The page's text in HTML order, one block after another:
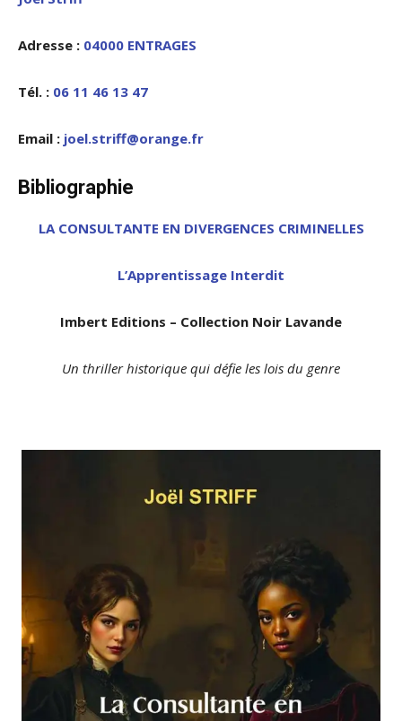
Adresse : 04000 ENTRAGES
Tél. : 06 11 46 13 47
Email : joel.striff@orange.fr
Bibliographie
LA CONSULTANTE EN DIVERGENCES CRIMINELLES
L’Apprentissage Interdit
Imbert Editions – Collection Noir Lavande
Un thriller historique qui défie les lois du genre